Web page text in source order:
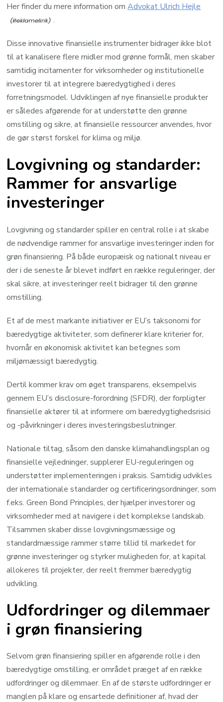
Her finder du mere information omAdvokat Ulrich Hejle
.
Disse innovative finansielle instrumenter bidrager ikke blot
til at kanalisere flere midler mod grønne formål, men skaber
samtidig incitamenter for virksomheder og institutionelle
investorer til at integrere bæredygtighed i deres
forretningsmodel. Udviklingen af nye finansielle produkter
er således afgørende for at understøtte den grønne
omstilling og sikre, at finansielle ressourcer anvendes, hvor
de gør størst forskel for klima og miljø.
Lovgivning og standarder:
Rammer for ansvarlige
investeringer
Lovgivning og standarder spiller en central rolle i at skabe
de nødvendige rammer for ansvarlige investeringer inden for
grøn finansiering. På både europæisk og nationalt niveau er
der i de seneste år blevet indført en række reguleringer, der
skal sikre, at investeringer reelt bidrager til den grønne
omstilling.
Et af de mest markante initiativer er EU’s taksonomi for
bæredygtige aktiviteter, som definerer klare kriterier for,
hvornår en økonomisk aktivitet kan betegnes som
miljømæssigt bæredygtig.
Dertil kommer krav om øget transparens, eksempelvis
gennem EU’s disclosure-forordning (SFDR), der forpligter
finansielle aktører til at informere om bæredygtighedsrisici
og -påvirkninger i deres investeringsbeslutninger.
Nationale tiltag, såsom den danske klimahandlingsplan og
finansielle vejledninger, supplerer EU-reguleringen og
understøtter implementeringen i praksis. Samtidig udvikles
der internationale standarder og certificeringsordninger, som
f.eks. Green Bond Principles, der hjælper investorer og
virksomheder med at navigere i det komplekse landskab.
Tilsammen skaber disse lovgivningsmæssige og
standardmæssige rammer større tillid til markedet for
grønne investeringer og styrker muligheden for, at kapital
allokeres til projekter, der reelt fremmer bæredygtig
udvikling.
Udfordringer og dilemmaer
i grøn finansiering
Selvom grøn finansiering spiller en afgørende rolle i den
bæredygtige omstilling, er området præget af en række
udfordringer og dilemmaer. En af de største udfordringer er
manglen på klare og ensartede definitioner af, hvad der